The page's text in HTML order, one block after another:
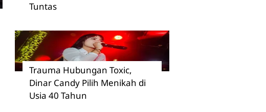
Tuntas
Trauma Hubungan Toxic,
Dinar Candy Pilih Menikah di
Usia 40 Tahun